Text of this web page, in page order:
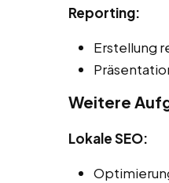
Reporting:
Erstellung
Weitere
Lokale SEO: